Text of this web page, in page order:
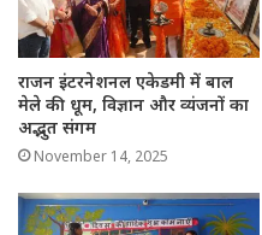
राजन इंटरनेशनल एकेडमी में बाल
मेले की धूम, विज्ञान और व्यंजनों का
अद्भुत संगम
November 14, 2025